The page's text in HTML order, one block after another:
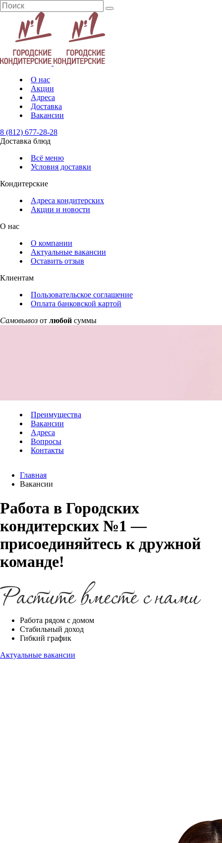
О нас
Акции
Адреса
Доставка
Вакансии
8 (812) 677-28-28
Доставка блюд
Всё меню
Условия доставки
Кондитерские
Адреса кондитерских
Акции и новости
О нас
О компании
Актуальные вакансии
Оставить отзыв
Клиентам
Пользовательское соглашение
Оплата банковской картой
Самовывоз от любой суммы
Преимущества
Вакансии
Адреса
Вопросы
Контакты
Главная
Вакансии
Работа в Городских
кондитерских №1 —
присоединяйтесь к дружной
команде!
Работа рядом с домом
Стабильный доход
Гибкий график
Актуальные вакансии